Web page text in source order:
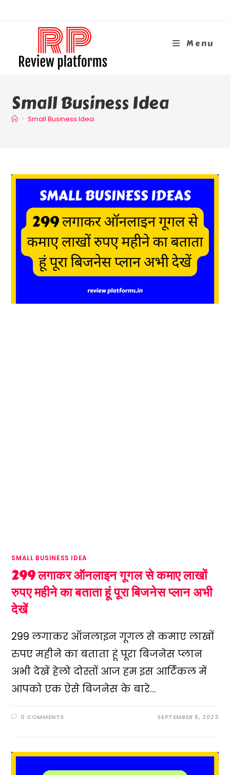
Menu
Small Business Idea
> Small Business Idea
SMALL BUSINESS IDEA
299 लगाकर ऑनलाइन गूगल से कमाए लाखों
रुपए महीने का बताता हूं पूरा बिजनेस प्लान अभी
देखें
299 लगाकर ऑनलाइन गूगल से कमाए लाखों
रुपए महीने का बताता हूं पूरा बिजनेस प्लान
अभी देखें हेलो दोस्तों आज हम इस आर्टिकल में
आपको एक ऐसे बिजनेस के बारे…
0 COMMENTS SEPTEMBER 5, 2023